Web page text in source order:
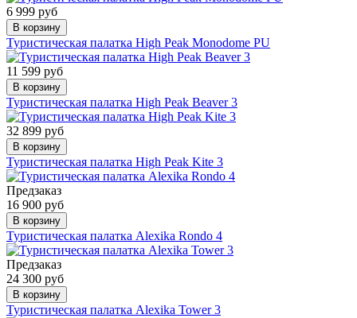
6 999 руб
В корзину
Туристическая палатка High Peak Monodome PU
11 599 руб
В корзину
Туристическая палатка High Peak Beaver 3
32 899 руб
В корзину
Туристическая палатка High Peak Kite 3
Предзаказ
16 900 руб
В корзину
Туристическая палатка Alexika Rondo 4
Предзаказ
24 300 руб
В корзину
Туристическая палатка Alexika Tower 3